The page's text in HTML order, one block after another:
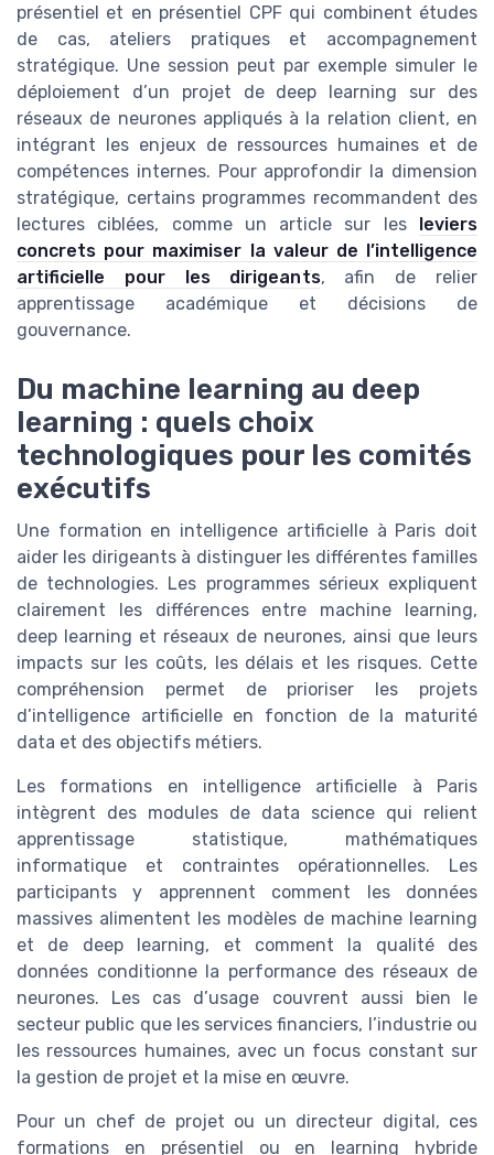
présentiel et en présentiel CPF qui combinent études
de cas, ateliers pratiques et accompagnement
stratégique. Une session peut par exemple simuler le
déploiement d’un projet de deep learning sur des
réseaux de neurones appliqués à la relation client, en
intégrant les enjeux de ressources humaines et de
compétences internes. Pour approfondir la dimension
stratégique, certains programmes recommandent des
lectures ciblées, comme un article sur les leviers
concrets pour maximiser la valeur de l’intelligence
artificielle pour les dirigeants, afin de relier
apprentissage académique et décisions de
gouvernance.
Du machine learning au deep
learning : quels choix
technologiques pour les comités
exécutifs
Une formation en intelligence artificielle à Paris doit
aider les dirigeants à distinguer les différentes familles
de technologies. Les programmes sérieux expliquent
clairement les différences entre machine learning,
deep learning et réseaux de neurones, ainsi que leurs
impacts sur les coûts, les délais et les risques. Cette
compréhension permet de prioriser les projets
d’intelligence artificielle en fonction de la maturité
data et des objectifs métiers.
Les formations en intelligence artificielle à Paris
intègrent des modules de data science qui relient
apprentissage statistique, mathématiques
informatique et contraintes opérationnelles. Les
participants y apprennent comment les données
massives alimentent les modèles de machine learning
et de deep learning, et comment la qualité des
données conditionne la performance des réseaux de
neurones. Les cas d’usage couvrent aussi bien le
secteur public que les services financiers, l’industrie ou
les ressources humaines, avec un focus constant sur
la gestion de projet et la mise en œuvre.
Pour un chef de projet ou un directeur digital, ces
formations en présentiel ou en learning hybride